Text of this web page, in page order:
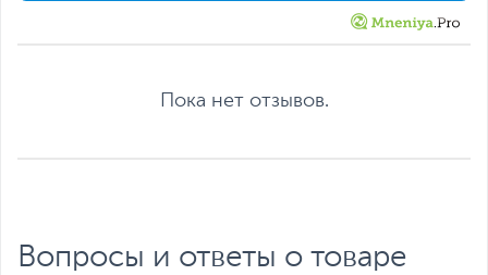
пожалуйста, выделите текст с ошибкой и нажмите Ctrl+Enter.
Xарактеристики, комплект поставки и внешний вид данного товара
Пока нет отзывов.
Вопросы и ответы о товаре